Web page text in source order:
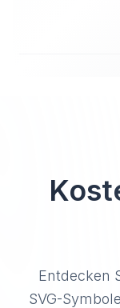
Entdecken
SVG-